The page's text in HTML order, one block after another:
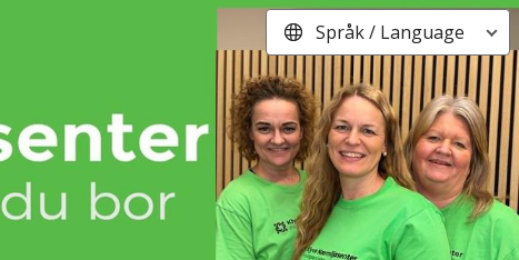
Språk / Language